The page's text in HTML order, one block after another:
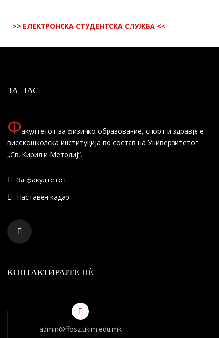
>> ЕЛЕКТРОНСКА СТУДЕНТСКА СЛУЖБА <<
ЗА НАС
Факултетот за физичко образование, спорт и здравје е
високошколска институција во состав на Универзитетот
„Св. Кирил и Методиј”.
За факултетот
Наставен кадар
КОНТАКТИРАЈТЕ НÈ
admin@ffosz.ukim.edu.mk